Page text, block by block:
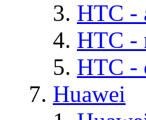
HTC -
HTC -
HTC -
Huawei